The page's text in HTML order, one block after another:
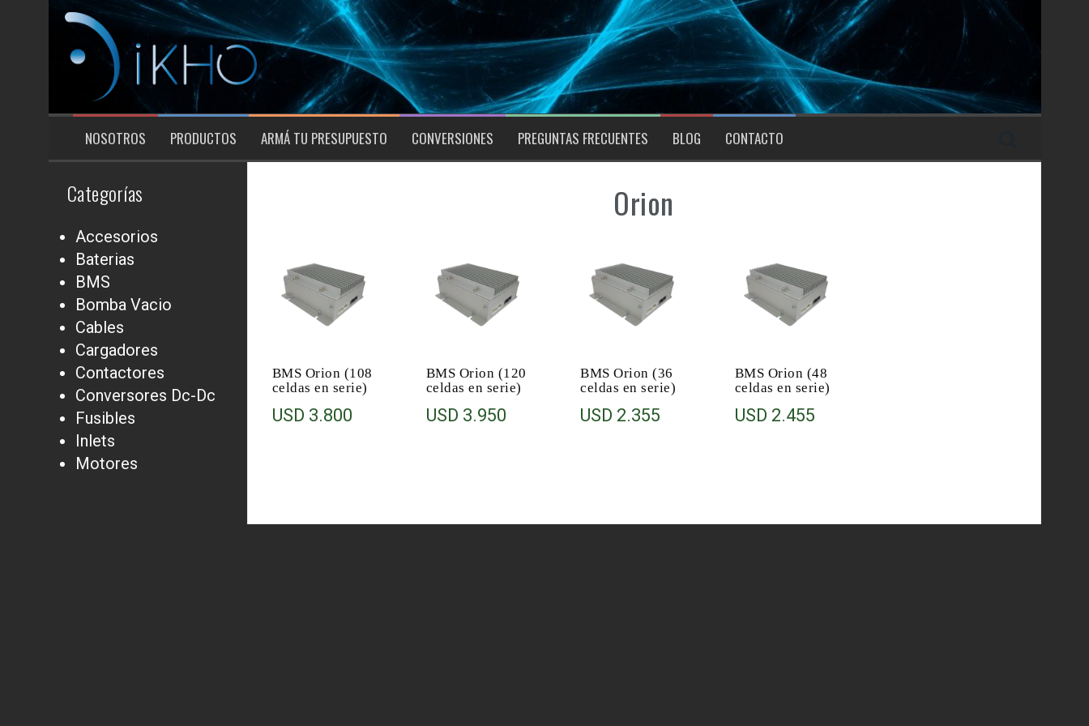
contenido
NOSOTROS PRODUCTOS ARMÁ TU PRESUPUESTO CONVERSIONES PREGUNTAS FRECUENTES BLOG CONTACTO
Orion
BMS Orion (108
celdas en serie)
USD 3.800
BMS Orion (120
celdas en serie)
USD 3.950
BMS Orion (36
celdas en serie)
USD 2.355
BMS Orion (48
celdas en serie)
USD 2.455
Categorías
Accesorios
Baterias
BMS
Bomba Vacio
Cables
Cargadores
Contactores
Conversores Dc-Dc
Fusibles
Inlets
Motores